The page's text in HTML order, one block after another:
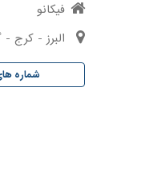
فیکانو
البرز - کرج
شماره